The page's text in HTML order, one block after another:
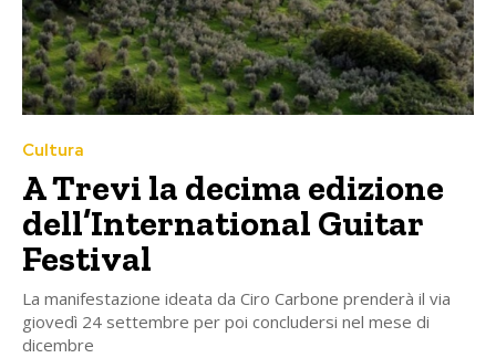
Cultura
A Trevi la decima edizione
dell’International Guitar
Festival
La manifestazione ideata da Ciro Carbone prenderà il via
giovedì 24 settembre per poi concludersi nel mese di
dicembre